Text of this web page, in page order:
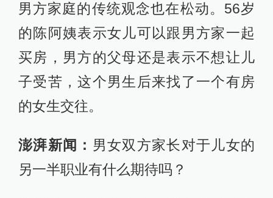
男方家庭的传统观念也在松动。56岁
的陈阿姨表示女儿可以跟男方家一起
买房，男方的父母还是表示不想让儿
子受苦，这个男生后来找了一个有房
的女生交往。
澎湃新闻： 男女双方家长对于儿女的
另一半职业有什么期待吗？